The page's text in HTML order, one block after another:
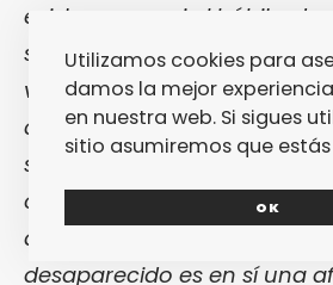
existe o no, o si el hábito de
sentido, o dar un rodeo, o
vuelta alicaído se ha
camino en sí, o si tienes
supersticiosa de tratar el
obstáculo permaneciera, o
que descubrir que el
desaparecido es en sí una
Utilizamos cookies para
damos la mejor
en nuestra web. Si sigues
sitio asumiremos que
OK